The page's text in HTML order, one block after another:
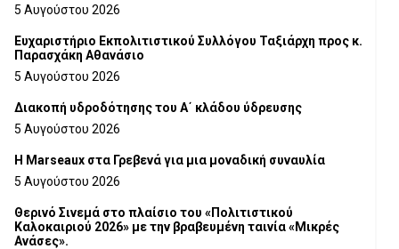
5 Αυγούστου 2026
Ευχαριστήριο Εκπολιτιστικού Συλλόγου Ταξιάρχη προς κ.
Παρασχάκη Αθανάσιο
5 Αυγούστου 2026
Διακοπή υδροδότησης του Α΄ κλάδου ύδρευσης
5 Αυγούστου 2026
Η Marseaux στα Γρεβενά για μια μοναδική συναυλία
5 Αυγούστου 2026
Θερινό Σινεμά στο πλαίσιο του «Πολιτιστικού
Καλοκαιριού 2026» με την βραβευμένη ταινία «Μικρές
Ανάσες».